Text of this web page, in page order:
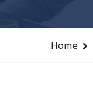
Home